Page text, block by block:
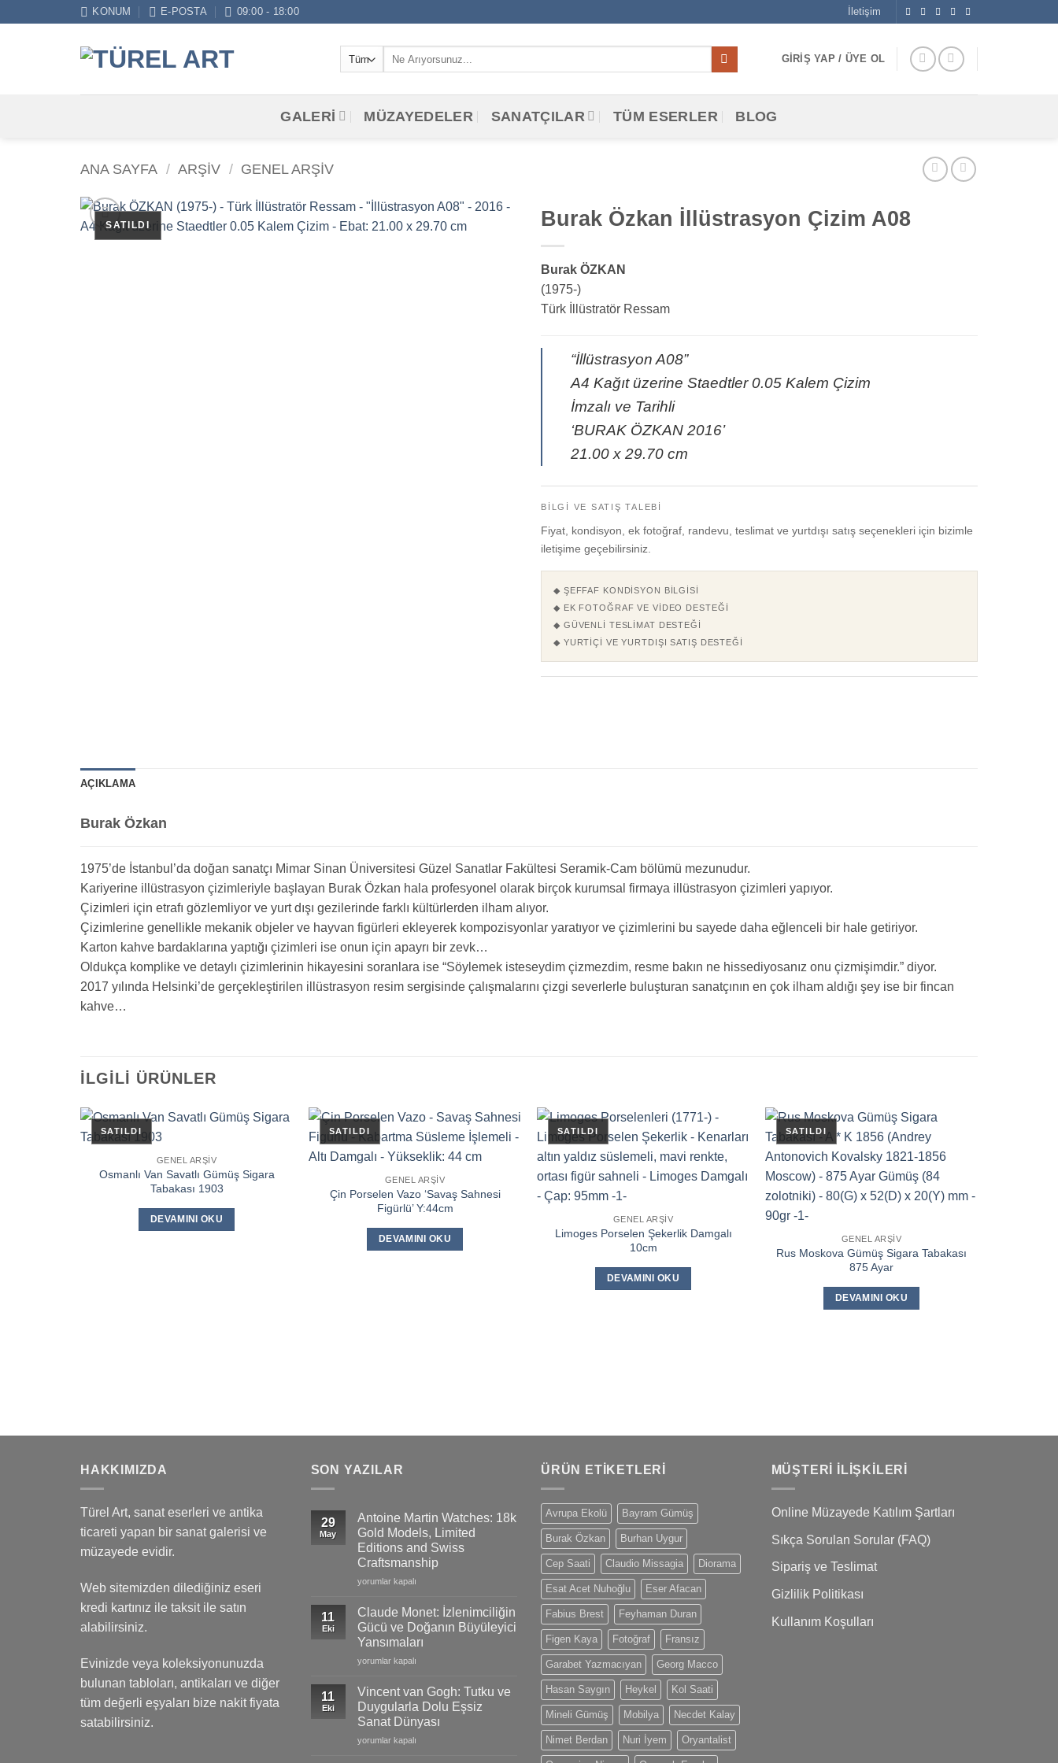
KONUM E-POSTA 09:00 - 18:00 İletişim
GIRIŞ YAP / ÜYE OL
GALERİ MÜZAYEDELER SANATÇILAR TÜM ESERLER BLOG
ANA SAYFA / ARŞİV / GENEL ARŞIV
Burak Özkan İllüstrasyon Çizim A08
Burak ÖZKAN
(1975-)
Türk İllüstratör Ressam
“İllüstrasyon A08”
A4 Kağıt üzerine Staedtler 0.05 Kalem Çizim
İmzalı ve Tarihli
‘BURAK ÖZKAN 2016’
21.00 x 29.70 cm
BILGI VE SATIŞ TALEBI
Fiyat, kondisyon, ek fotoğraf, randevu, teslimat ve yurtdışı satış seçenekleri için bizimle
iletişime geçebilirsiniz.
◆ ŞEFFAF KONDISYON BILGISI
◆ EK FOTOĞRAF VE VIDEO DESTEĞI
◆ GÜVENLI TESLIMAT DESTEĞI
◆ YURTIÇI VE YURTDIŞI SATIŞ DESTEĞI
AÇIKLAMA
Burak Özkan
1975’de İstanbul’da doğan sanatçı Mimar Sinan Üniversitesi Güzel Sanatlar Fakültesi Seramik-Cam bölümü mezunudur.
Kariyerine illüstrasyon çizimleriyle başlayan Burak Özkan hala profesyonel olarak birçok kurumsal firmaya illüstrasyon çizimleri yapıyor.
Çizimleri için etrafı gözlemliyor ve yurt dışı gezilerinde farklı kültürlerden ilham alıyor.
Çizimlerine genellikle mekanik objeler ve hayvan figürleri ekleyerek kompozisyonlar yaratıyor ve çizimlerini bu sayede daha eğlenceli bir hale getiriyor.
Karton kahve bardaklarına yaptığı çizimleri ise onun için apayrı bir zevk…
Oldukça komplike ve detaylı çizimlerinin hikayesini soranlara ise “Söylemek isteseydim çizmezdim, resme bakın ne hissediyosanız onu çizmişimdir.” diyor.
2017 yılında Helsinki’de gerçekleştirilen illüstrasyon resim sergisinde çalışmalarını çizgi severlerle buluşturan sanatçının en çok ilham aldığı şey ise bir fincan
kahve…
İLGILI ÜRÜNLER
GENEL ARŞIV
Osmanlı Van Savatlı Gümüş Sigara
Tabakası 1903
DEVAMINI OKU
GENEL ARŞIV
Çin Porselen Vazo ‘Savaş Sahnesi
Figürlü’ Y:44cm
DEVAMINI OKU
GENEL ARŞIV
Limoges Porselen Şekerlik Damgalı
10cm
DEVAMINI OKU
GENEL ARŞIV
Rus Moskova Gümüş Sigara Tabakası
875 Ayar
DEVAMINI OKU
HAKKIMIZDA
Türel Art, sanat eserleri ve antika
ticareti yapan bir sanat galerisi ve
müzayede evidir.
Web sitemizden dilediğiniz eseri
kredi kartınız ile taksit ile satın
alabilirsiniz.
Evinizde veya koleksiyonunuzda
bulunan tabloları, antikaları ve diğer
tüm değerli eşyaları bize nakit fiyata
satabilirsiniz.
SON YAZILAR
29
May
Antoine Martin Watches: 18k
Gold Models, Limited
Editions and Swiss
Craftsmanship
Antoine
Watches:
18k
Gold
Models,
Limited
and
Swiss
Craftsmanship
için
yorumlar kapalı
11
Eki
Claude Monet: İzlenimciliğin
Gücü ve Doğanın Büyüleyici
Yansımaları
Claude
İzlenimciliğin
Gücü
ve
Doğanın
Büyüleyici
yorumlar kapalı
11
Eki
Vincent van Gogh: Tutku ve
Duygularla Dolu Eşsiz
Sanat Dünyası
Vincent
yorumlar kapalı
ÜRÜN ETIKETLERI
Avrupa Ekolü Bayram Gümüş
Burak Özkan Burhan Uygur
Cep Saati Claudio Missagia Diorama
Esat Acet Nuhoğlu Eser Afacan
Fabius Brest Feyhaman Duran
Figen Kaya Fotoğraf Fransız
Garabet Yazmacıyan Georg Macco
Hasan Saygın Heykel Kol Saati
Mineli Gümüş Mobilya Necdet Kalay
Nimet Berdan Nuri İyem Oryantalist
MÜŞTERI İLIŞKILERI
Online Müzayede Katılım Şartları
Sıkça Sorulan Sorular (FAQ)
Sipariş ve Teslimat
Gizlilik Politikası
Kullanım Koşulları